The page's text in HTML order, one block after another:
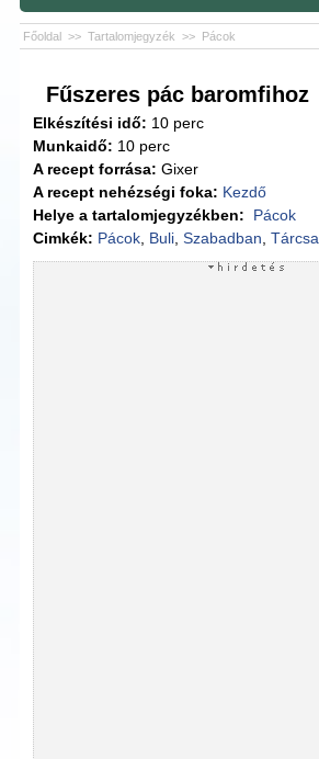
Főoldal >> Tartalomjegyzék >> Pácok
Fűszeres pác baromfihoz
Elkészítési idő: 10 perc
Munkaidő: 10 perc
A recept forrása: Gixer
A recept nehézségi foka: Kezdő
Helye a tartalomjegyzékben:
Pácok
Cimkék: Pácok Buli ,Szabadban ,Tárcsa